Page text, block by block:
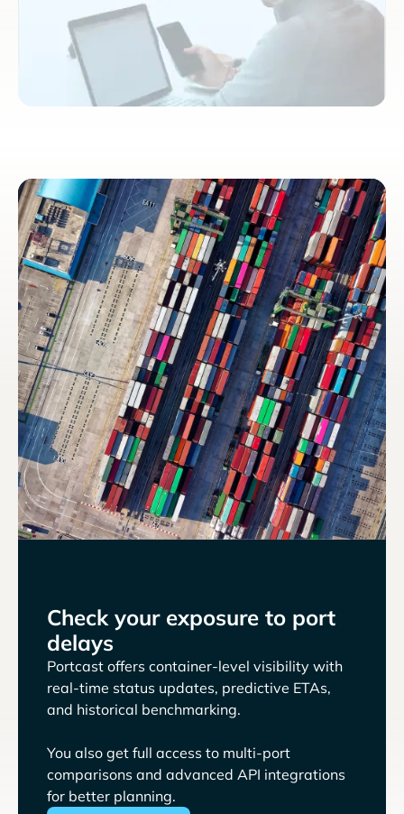
Check your exposure to port
delays
Portcast offers container-level visibility with
real-time status updates, predictive ETAs,
and historical benchmarking.
You also get full access to multi-port
comparisons and advanced API integrations
for better planning.